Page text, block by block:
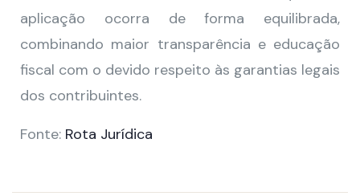
aplicação ocorra de forma equilibrada,
combinando maior transparência e educação
fiscal com o devido respeito às garantias legais
dos contribuintes.
Fonte: Rota Jurídica